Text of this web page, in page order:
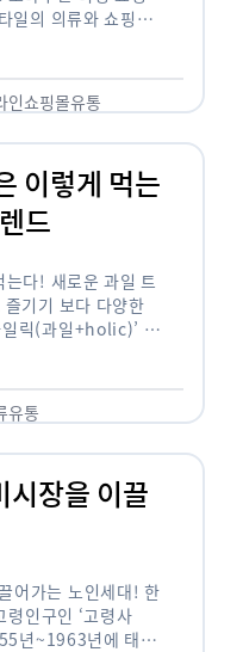
일의 의류와 쇼핑몰
인쇼핑몰유통
이렇게 먹는
드
다! 새로운 과일 트
기기 보다 다양한
일릭(과일+holic)’ 트
유통
시장을 이끌
어가는 노인세대! 한
인구인 ‘고령사
년~1963년에 태어